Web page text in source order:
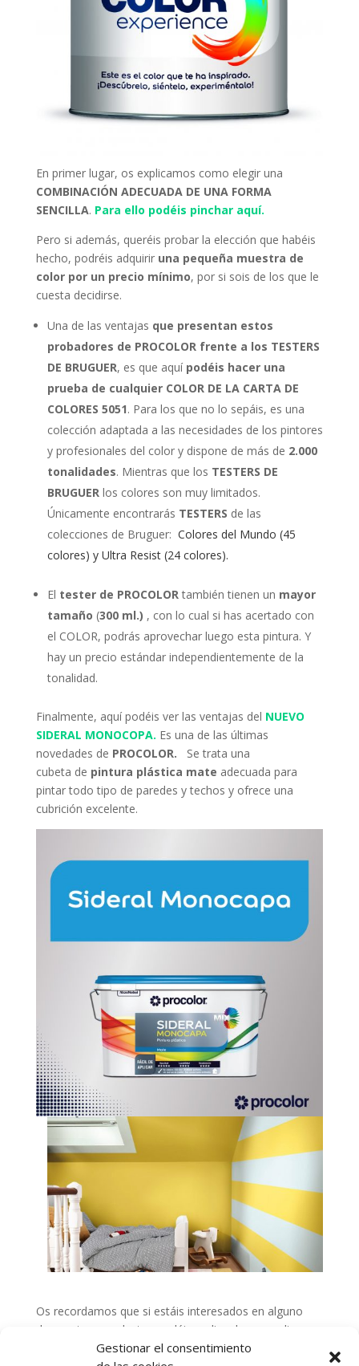
Gestionar el consentimiento
En primer lugar, os explicamos como elegir una
COMBINACIÓN ADECUADA DE UNA FORMA
SENCILLA. Para ello podéis pinchar aquí.
Pero si además, queréis probar la elección que habéis
hecho, podréis adquirir una pequeña muestra de
color por un precio mínimo, por si sois de los que le
cuesta decidirse.
Una de las ventajas que presentan estos
probadores de PROCOLOR frente a los TESTERS
DE BRUGUER, es que aquípodéis hacer una
prueba de cualquier COLOR DE LA CARTA DE
COLORES 5051. Para los que no lo sepáis, es una
colección adaptada a las necesidades de los pintores
y profesionales del color y dispone de más de 2.000
tonalidades. Mientras que los TESTERS DE
BRUGUERlos colores son muy limitados.
Únicamente encontrarás TESTERS de las
colecciones de Bruguer: Colores del Mundo (45
colores) y Ultra Resist (24 colores).
El tester de PROCOLORtambién tienen un mayor
tamaño (300 ml.) , con lo cual si has acertado con
el COLOR, podrás aprovechar luego esta pintura. Y
hay un precio estándar independientemente de la
tonalidad.
Finalmente, aquí podéis ver las ventajas del NUEVO
SIDERAL MONOCOPA. Es una de las últimas
novedades de PROCOLOR. Se trata una
cubeta de pintura plástica mate adecuada para
pintar todo tipo de paredes y techos y ofrece una
cubrición excelente.
Os recordamos que si estáis interesados en alguno
de nuestros productos podéis realizar las consultas
pertinentes en nuestras tiendas de Alcoy e Ibi.